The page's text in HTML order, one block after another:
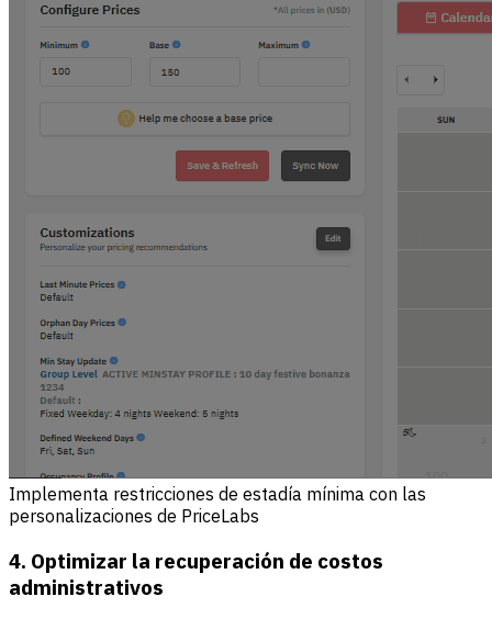
Implementa restricciones de estadía mínima con las
personalizaciones de PriceLabs
4. Optimizar la recuperación de costos
administrativos